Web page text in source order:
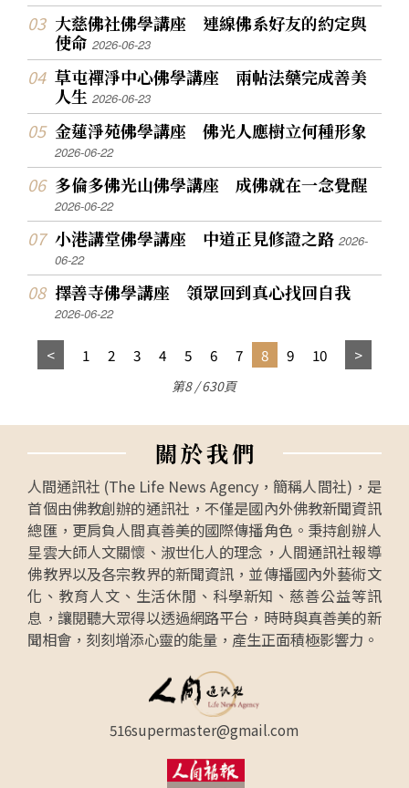
大慈佛社佛學講座 連線佛系好友的約定與
使命2026-06-23
草屯禪淨中心佛學講座 兩帖法藥完成善美
人生2026-06-23
金蓮淨苑佛學講座 佛光人應樹立何種形象
2026-06-22
多倫多佛光山佛學講座 成佛就在一念覺醒
2026-06-22
小港講堂佛學講座 中道正見修證之路2026-
06-22
擇善寺佛學講座 領眾回到真心找回自我
2026-06-22
1 2 3 4 5 6 7 8 9 10
第8 / 630頁
關於我們
人間通訊社 (The Life News Agency，簡稱人間社)，是
首個由佛教創辦的通訊社，不僅是國內外佛教新聞資訊
總匯，更肩負人間真善美的國際傳播角色。秉持創辦人
星雲大師人文關懷、淑世化人的理念，人間通訊社報導
佛教界以及各宗教界的新聞資訊，並傳播國內外藝術文
化、教育人文、生活休閒、科學新知、慈善公益等訊
息，讓閱聽大眾得以透過網路平台，時時與真善美的新
聞相會，刻刻增添心靈的能量，產生正面積極影響力。
516supermaster@gmail.com